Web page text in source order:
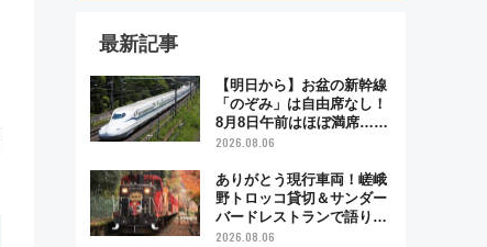
最新記事
【明日から】お盆の新幹線
「のぞみ」は自由席なし！
8月8日午前はほぼ満席…で
も数時間ズラせば空きが見
「空席」探しのコツ
2026.08.06
ありがとう現行車両！嵯峨
野トロッコ貸切＆サンダー
バードレストランで語り合
う秋の京都 斉藤雪乃＆福
2026.08.06